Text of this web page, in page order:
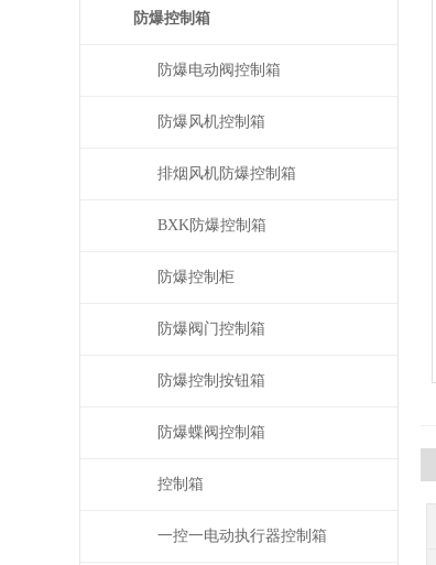
防爆控制箱
防爆电动阀控制箱
防爆风机控制箱
排烟风机防爆控制箱
BXK防爆控制箱
防爆控制柜
防爆阀门控制箱
防爆控制按钮箱
防爆蝶阀控制箱
控制箱
一控一电动执行器控制箱